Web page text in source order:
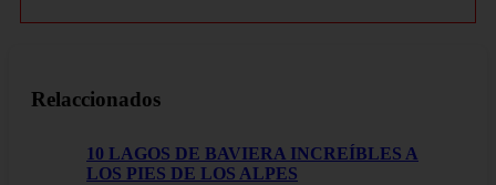
Relaccionados
10 LAGOS DE BAVIERA INCREÍBLES A
LOS PIES DE LOS ALPES